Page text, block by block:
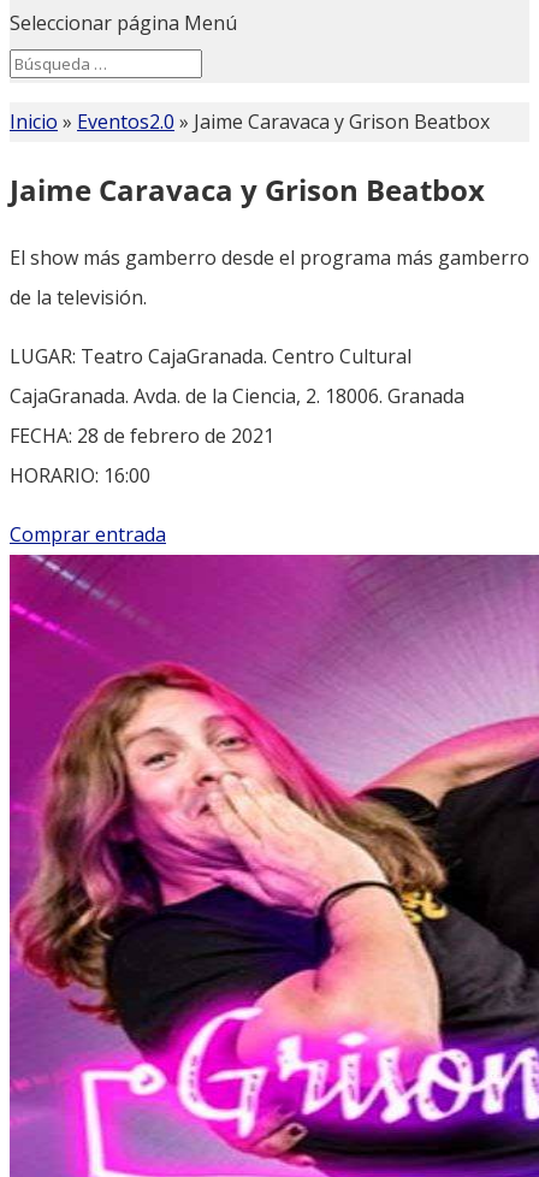
Seleccionar página Menú
Search
for...
Inicio » Eventos2.0 » Jaime Caravaca y Grison Beatbox
Jaime Caravaca y Grison Beatbox
El show más gamberro desde el programa más gamberro
de la televisión.
LUGAR: Teatro CajaGranada. Centro Cultural
CajaGranada. Avda. de la Ciencia, 2. 18006. Granada
FECHA: 28 de febrero de 2021
HORARIO: 16:00
Comprar entrada